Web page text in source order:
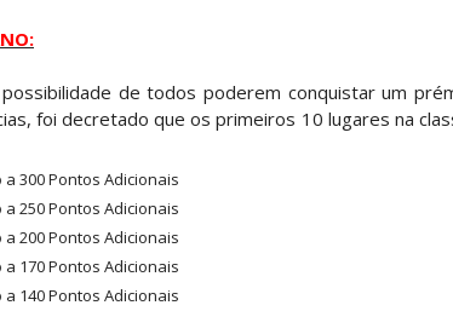
E DESAFIO LANÇADO PARA O
CASINO GAUNTLET: Andrade El Idolo
MEXICO: The Death Riders vencem
de todos poderem conquistar um
foi decretado que os primeiros 10 lugares na
300 Pontos Adicionais
250 Pontos Adicionais
200 Pontos Adicionais
170 Pontos Adicionais
140 Pontos Adicionais